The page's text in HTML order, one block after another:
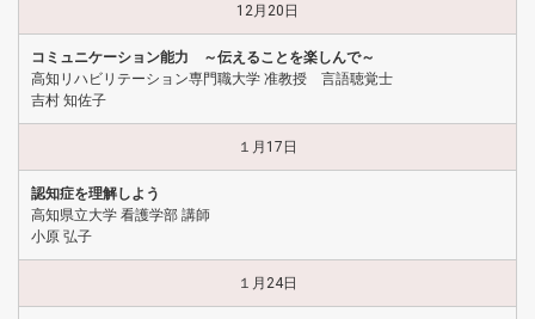
12月20日
コミュニケーション能力 ～伝えることを楽しんで～
高知リハビリテーション専門職大学 准教授 言語聴覚士
吉村 知佐子
１月17日
認知症を理解しよう
高知県立大学 看護学部 講師
小原 弘子
１月24日